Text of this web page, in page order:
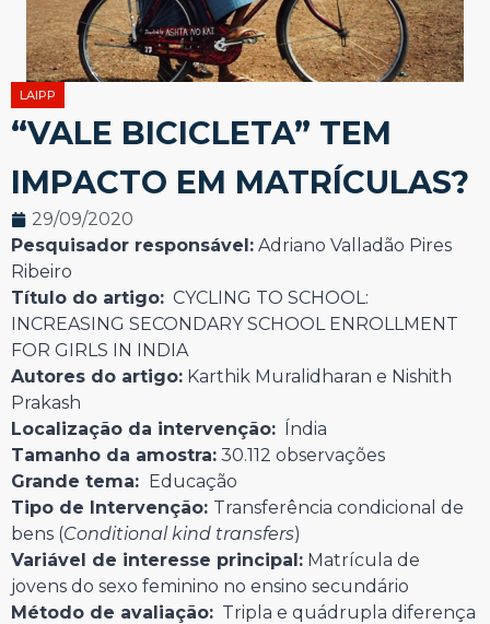
LAIPP
“VALE BICICLETA” TEM
IMPACTO EM MATRÍCULAS?
29/09/2020
Pesquisador responsável: Adriano Valladão Pires
Ribeiro
Título do artigo: CYCLING TO SCHOOL:
INCREASING SECONDARY SCHOOL ENROLLMENT
FOR GIRLS IN INDIA
Autores do artigo: Karthik Muralidharan e Nishith
Prakash
Localização da intervenção: Índia
Tamanho da amostra: 30.112 observações
Grande tema: Educação
Tipo de Intervenção: Transferência condicional de
bens (Conditional kind transfers)
Variável de interesse principal: Matrícula de
jovens do sexo feminino no ensino secundário
Método de avaliação: Tripla e quádrupla diferença